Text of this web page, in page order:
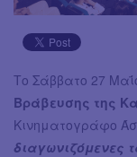
Το Σάββατο 27
Βράβευσης της
Κινηματογράφο
διαγωνιζόμενες